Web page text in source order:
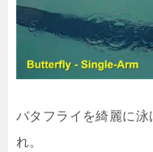
バタフライを綺麗に
れ。